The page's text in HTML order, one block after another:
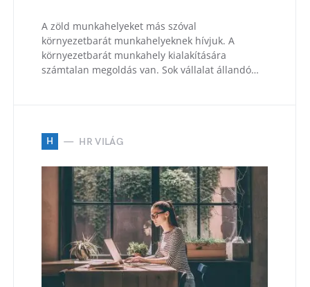
A zöld munkahelyeket más szóval
környezetbarát munkahelyeknek hívjuk. A
környezetbarát munkahely kialakítására
számtalan megoldás van. Sok vállalat állandó…
H HR VILÁG